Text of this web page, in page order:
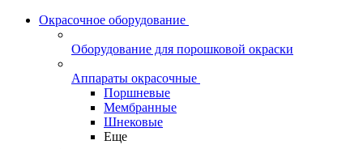
Окрасочное оборудование
Оборудование для порошковой окраски
Аппараты окрасочные
Поршневые
Мембранные
Шнековые
Еще